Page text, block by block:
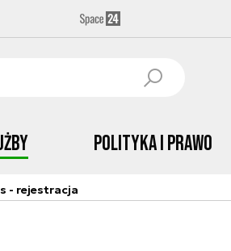
Polityka i prawo
- rejestracja